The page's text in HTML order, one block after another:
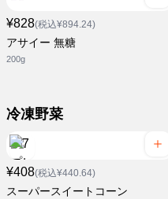
¥828(税込¥894.24)
アサイー 無糖
200g
冷凍野菜
¥408(税込¥440.64)
スーパースイートコーン